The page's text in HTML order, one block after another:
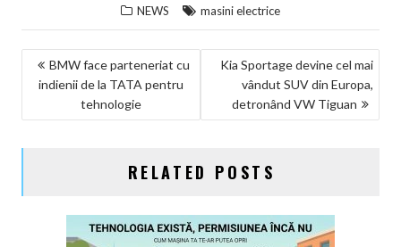
NEWS masini electrice
NAVIGARE
ÎN
ARTICOLE
BMW face parteneriat cu
indienii de la TATA pentru
tehnologie
Kia Sportage devine cel mai
vândut SUV din Europa,
detronând VW Tiguan
RELATED POSTS